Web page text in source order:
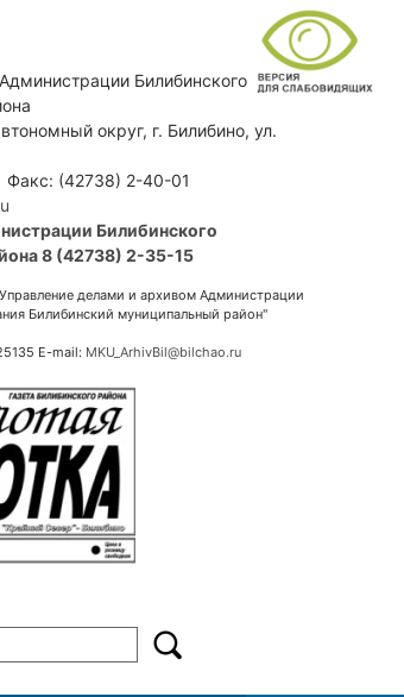
Билибинского
округ, г. Билибино, ул.
Факс: (42738) 2-40-01
Билибинского
8 (42738) 2-35-15
делами и архивом Администрации
Билибинский муниципальный район"
E-mail: MKU_ArhivBil@bilchao.ru